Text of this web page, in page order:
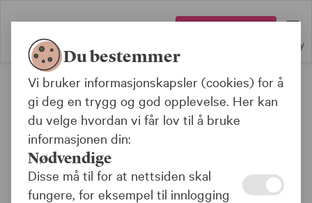
Meny
Bank
Brukeradministrasjon for
Kundeside - Bank
Du bestemmer
Vi bruker informasjonskapsler (cookies) for å
gi deg en trygg og god opplevelse. Her kan
du velge hvordan vi får lov til å bruke
informasjonen din:
Nødvendige
Disse må til for at nettsiden skal
fungere, for eksempel til innlogging